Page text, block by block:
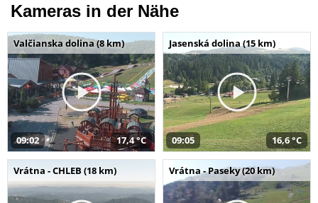
Kameras in der Nähe
Valčianska dolina (8 km)
09:02 17,4 °C
Jasenská dolina (15 km)
09:05 16,6 °C
Vrátna - CHLEB (18 km) Vrátna - Paseky (20 km)